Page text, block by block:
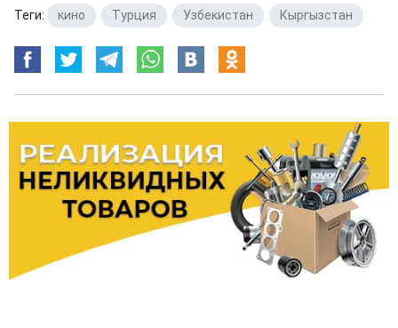
Теги: кино Турция Узбекистан Кыргызстан